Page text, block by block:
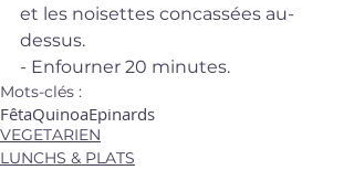
et les noisettes concassées au-
dessus.
- Enfourner 20 minutes.
Mots-clés :
FêtaQuinoaEpinards
VEGETARIEN
LUNCHS & PLATS